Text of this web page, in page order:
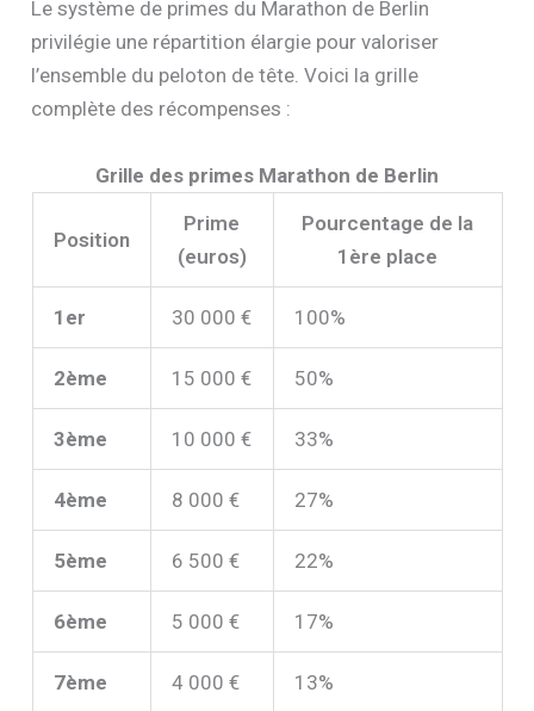
Le système de primes du Marathon de Berlin
privilégie une répartition élargie pour valoriser
l’ensemble du peloton de tête. Voici la grille
complète des récompenses :
Grille des primes Marathon de Berlin
Position
Prime
(euros)
Pourcentage de la
1ère place
1er 30 000 € 100%
2ème 15 000 € 50%
3ème 10 000 € 33%
4ème 8 000 € 27%
5ème 6 500 € 22%
6ème 5 000 € 17%
7ème 4 000 € 13%